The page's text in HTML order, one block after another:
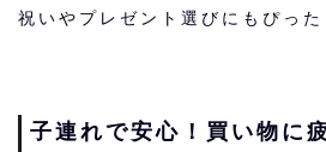
祝いやプレゼント選びにもぴった
子連れで安心！買い物に